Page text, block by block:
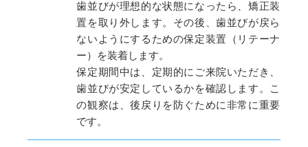
歯並びが理想的な状態になったら、矯正装
置を取り外します。その後、歯並びが戻ら
ないようにするための保定装置（リテーナ
ー）を装着します。
保定期間中は、定期的にご来院いただき、
歯並びが安定しているかを確認します。こ
の観察は、後戻りを防ぐために非常に重要
です。